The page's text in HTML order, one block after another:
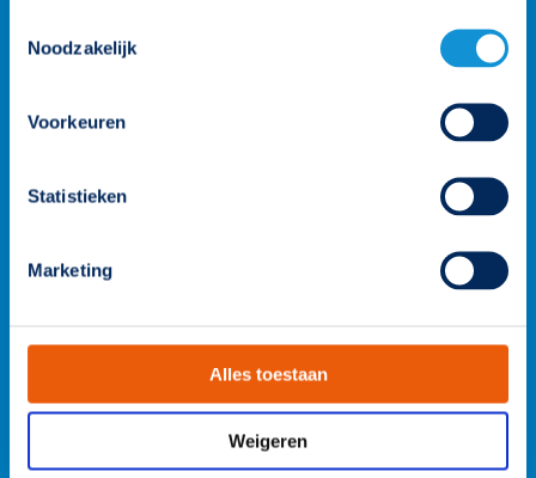
Noodzakelijk
Voorkeuren
Statistieken
Marketing
Alles toestaan
Weigeren